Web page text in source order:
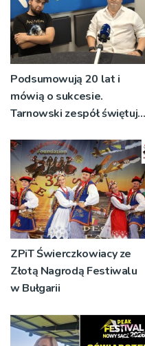
Podsumowują 20 lat i
mówią o sukcesie.
Tarnowski zespół świętuje
koncert
ZPiT Świerczkowiacy ze
Złotą Nagrodą Festiwalu
w Bułgarii